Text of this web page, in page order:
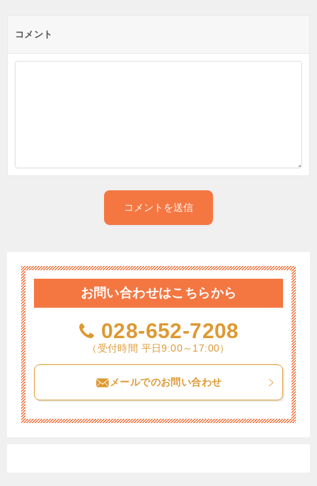
コメント
お問い合わせはこちらから
028-652-7208
（受付時間 平日9:00～17:00）
メールでのお問い合わせ